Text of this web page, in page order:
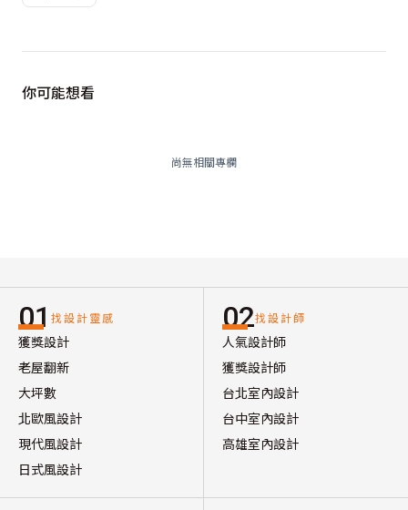
你可能想看
尚無相關專欄
01 找設計靈感
獲獎設計
老屋翻新
大坪數
北歐風設計
現代風設計
日式風設計
02找設計師
人氣設計師
獲獎設計師
台北室內設計
台中室內設計
高雄室內設計